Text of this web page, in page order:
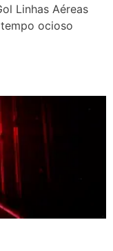
Linhas Aéreas
ocioso